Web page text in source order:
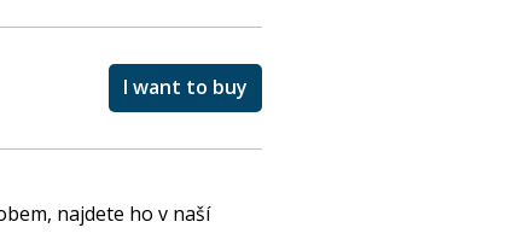
I want to buy
najdete ho v naší